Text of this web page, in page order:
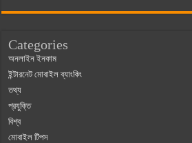
Categories
অনলাইন ইনকাম
ইন্টারনেট মোবাইল ব্যাংকিং
তথ্য
প্রযুক্তি
বিশ্ব
মোবাইল টিপস